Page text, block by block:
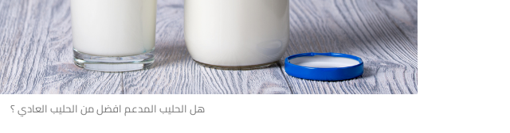
هل الحليب المدعم افضل من الحليب العادي ؟